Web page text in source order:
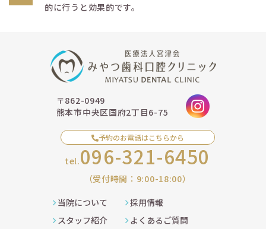
的に行うと効果的です。
〒862-0949
熊本市中央区国府2丁目6-75
予約のお電話はこちらから
tel.096-321-6450
（受付時間：9:00-18:00）
当院について
スタッフ紹介
採用情報
よくあるご質問